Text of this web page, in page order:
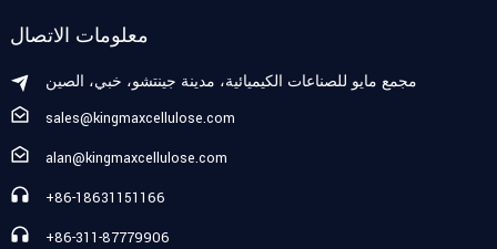
معلومات الاتصال
مجمع مايو للصناعات الكيميائية، مدينة جينتشو، خبي، الصين
sales@kingmaxcellulose.com
alan@kingmaxcellulose.com
+86-18631151166
+86-311-87779906